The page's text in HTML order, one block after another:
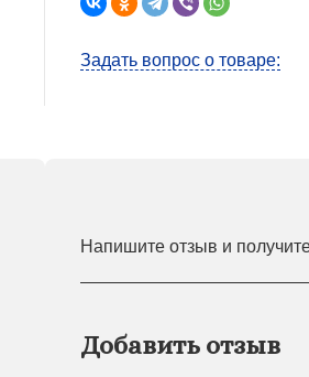
Задать вопрос о товаре:
Напишите отзыв и
Добавить отзыв